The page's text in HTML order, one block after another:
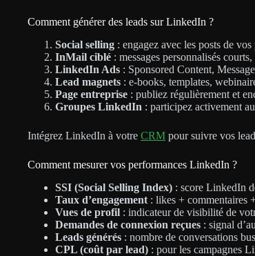
Comment générer des leads sur LinkedIn ?
Social selling : engagez avec les posts de
InMail ciblé : messages personnalisés
LinkedIn Ads : Sponsored Content,
Lead magnets : e-books, templates,
Page entreprise : publiez régulièrement et
Groupes LinkedIn : participez activement
Intégrez LinkedIn à votre CRM pour suivre vos
Comment mesurer vos performances LinkedIn ?
SSI (Social Selling Index) : score LinkedIn
Taux d’engagement : likes + commentaires
Vues de profil : indicateur de visibilité de
Demandes de connexion reçues : signal
Leads générés : nombre de conversations
CPL (coût par lead) : pour les campagnes